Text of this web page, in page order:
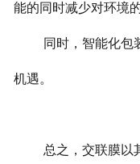
能的同时减少对环境的
同时，智能化包
机遇。
总之，交联膜以